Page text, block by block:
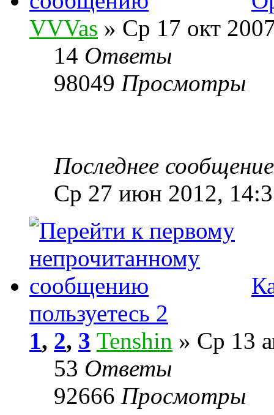
VVVas » Ср 17 окт
14 Ответы
98049 Просмотры
Последнее
Ср 27 июн 2012,
пользуетесь 2
1, 2, 3 Tenshin » Ср 13
53 Ответы
92666 Просмотры